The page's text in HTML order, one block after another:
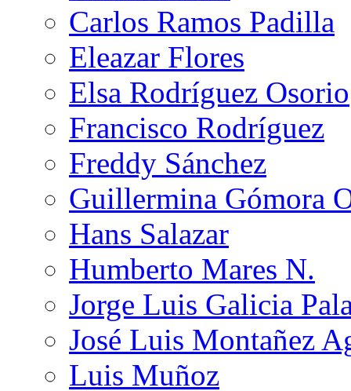
Carlos Ramos Padilla
Eleazar Flores
Elsa Rodríguez Osorio
Francisco Rodríguez
Freddy Sánchez
Guillermina Gómora
Hans Salazar
Humberto Mares N.
Jorge Luis Galicia
José Luis Montañez
Luis Muñoz